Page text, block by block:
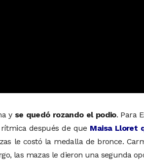
y se quedó rozando el podio. Para
después de que Maisa Lloret
le costó la medalla de bronce.
las mazas le dieron una segunda